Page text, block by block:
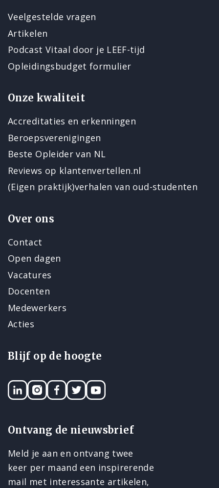
Veelgestelde vragen
Artikelen
Podcast Vitaal door je LEEF-tijd
Opleidingsbudget formulier
Onze kwaliteit
Accreditaties en erkenningen
Beroepsverenigingen
Beste Opleider van NL
Reviews op klantenvertellen.nl
(Eigen praktijk)verhalen van oud-studenten
Over ons
Contact
Open dagen
Vacatures
Docenten
Medewerkers
Acties
Blijf op de hoogte
LinkedINInstagram
Facebook
TwitterYouTube
Ontvang de nieuwsbrief
Meld je aan en ontvang twee
keer per maand een inspirerende
mail met interessante artikelen,